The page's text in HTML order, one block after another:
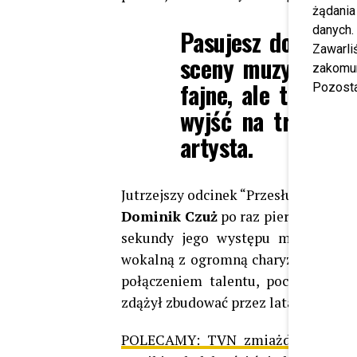
danych.
Pasujesz do
sceny
fajne, ale trzeba
wyjść na trochę
artysta.
Jutrzejszy odcinek “Przesłuchań w
Dominik Czuż po raz pierwszy
sekundy jego występu mogą
wokalną z ogromną charyzmą
połączeniem talentu, poczucia
zdążył zbudować przez lata ulicznych
POLECAMY: TVN zmiażdżył